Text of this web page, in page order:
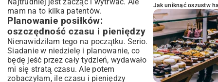
mam na to kilka patentów.
Planowanie posiłków:
oszczędność czasu i pieniędzy
Nienawidziłam tego na początku. Serio.
Siadanie w niedzielę i planowanie, co
będę jeść przez cały tydzień, wydawało
mi się stratą czasu. Ale potem
zobaczyłam, ile czasu i pieniędzy
Jak uniknąć oszustw